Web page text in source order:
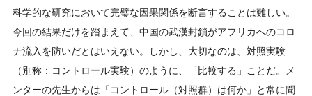
科学的な研究において完璧な因果関係を断言することは難しい。
今回の結果だけを踏まえて、中国の武漢封鎖がアフリカへのコロ
ナ流入を防いだとはいえない。しかし、大切なのは、対照実験
（別称：コントロール実験）のように、「比較する」ことだ。メ
ンターの先生からは「コントロール（対照群）は何か」と常に聞